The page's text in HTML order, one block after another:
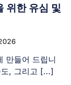
위한 유심 및
만들어 드립니
, 그리고 [...]